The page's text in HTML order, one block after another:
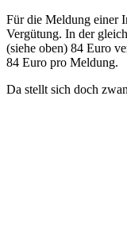
Für die Meldung einer
Vergütung. In der
(siehe oben) 84 Euro
84 Euro pro Meldung.
Da stellt sich doch